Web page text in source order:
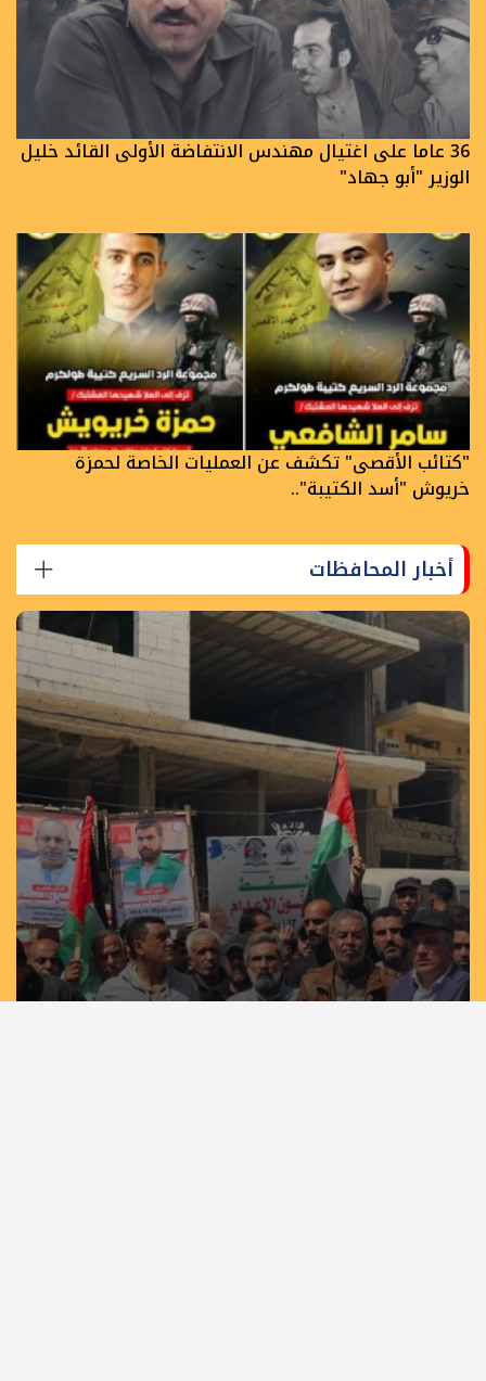
36 عاما على اغتيال مهندس الانتفاضة الأولى القائد خليل
الوزير "أبو جهاد"
"كتائب الأقصى" تكشف عن العمليات الخاصة لحمزة
خريوش "أسد الكتيبة"..
أخبار المحافظات